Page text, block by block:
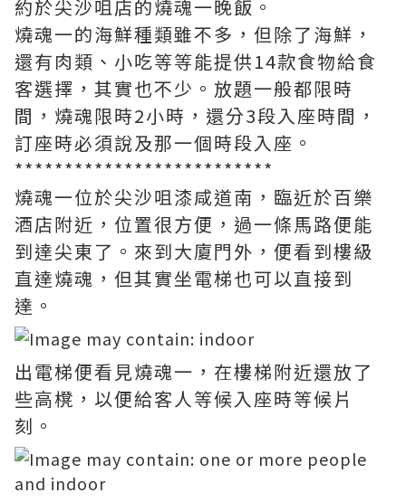
約於尖沙咀店的燒魂一晚飯。
燒魂一的海鮮種類雖不多，但除了海鮮，
還有肉類、小吃等等能提供14款食物給食
客選擇，其實也不少。放題一般都限時
間，燒魂限時2小時，還分3段入座時間，
訂座時必須說及那一個時段入座。
**************************
燒魂一位於尖沙咀漆咸道南，臨近於百樂
酒店附近，位置很方便，過一條馬路便能
到達尖東了。來到大廈門外，便看到樓級
直達燒魂，但其實坐電梯也可以直接到
達。
出電梯便看見燒魂一，在樓梯附近還放了
些高櫈，以便給客人等候入座時等候片
刻。